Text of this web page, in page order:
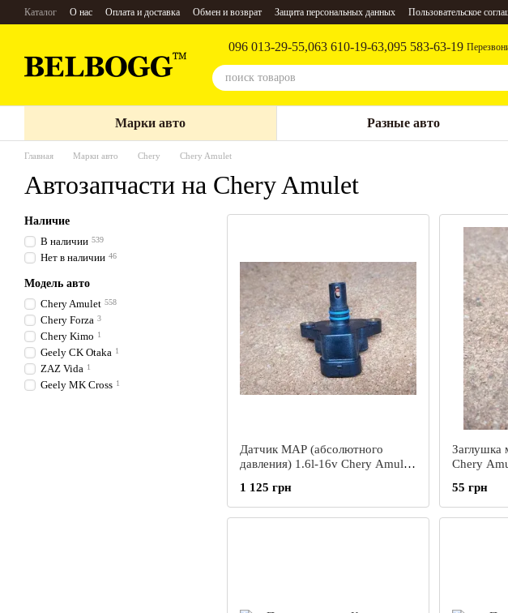
Перейти к основному контенту
Каталог О нас Оплата и доставка Обмен и возврат Защита персональных данных Пользовательское
096 013-29-55,063 610-19-63,095 583-63-19
Марки авто Разные авто
Главная Марки авто Chery Chery Amulet
Автозапчасти на Chery Amulet
Датчик MAP (абсолютного
давления) 1.6l-16v Chery Amulet
1 125 грн
Заглушка
Chery
55 грн
Наличие
В наличии 539
Нет в наличии 46
Модель авто
Chery Amulet 558
Chery Forza 3
Chery Kimo 1
Geely CK Otaka 1
ZAZ Vida 1
Geely MK Cross 1